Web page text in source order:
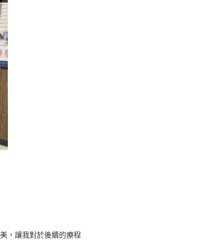
，讓我對於後續的療程